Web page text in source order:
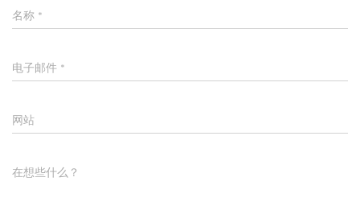
名称 *
电子邮件 *
网站
在想些什么？